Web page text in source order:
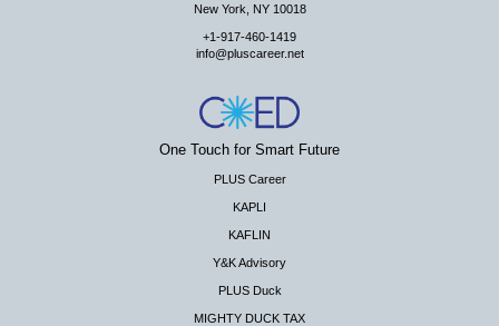
New York, NY 10018
+1-917-460-1419
info@pluscareer.net
One Touch for Smart Future
PLUS Career
KAPLI
KAFLIN
Y&K Advisory
PLUS Duck
MIGHTY DUCK TAX